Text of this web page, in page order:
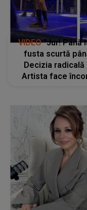
VIDEO"Jur! Până
fusta scurtă
Decizia radicală
Artista face